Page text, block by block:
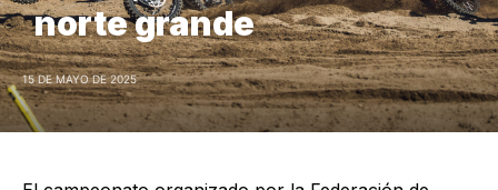
norte grande
15 DE MAYO DE 2025